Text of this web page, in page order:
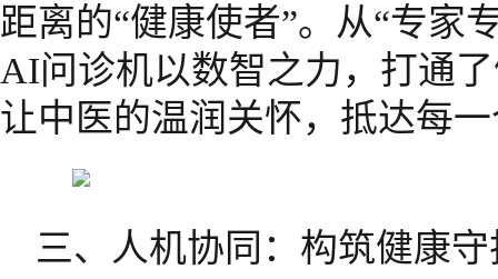
距离的“健康使者”。从“专家
AI问诊机以数智之力，打通
让中医的温润关怀，抵达每
三、人机协同：构筑健康